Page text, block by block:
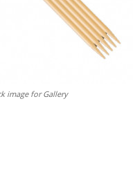
image for Gallery